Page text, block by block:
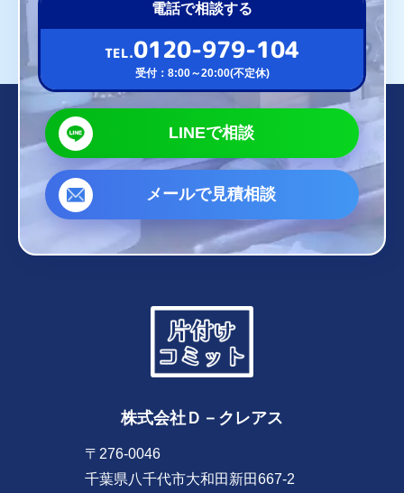
電話で相談する
TEL.0120-979-104
受付：8:00～20:00(不定休)
LINEで相談
メールで見積相談
株式会社Ｄ－クレアス
〒276-0046
千葉県八千代市大和田新田667-2